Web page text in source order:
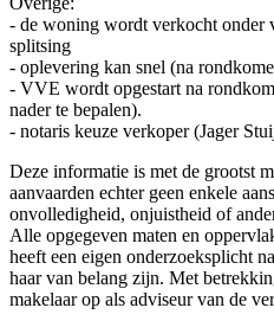
- de woning wordt verkocht onder
splitsing
- oplevering kan snel (na
- VVE wordt opgestart na
nader te bepalen).
- notaris keuze verkoper (Jager
Deze informatie is met de grootst
aanvaarden echter geen enkele
onvolledigheid, onjuistheid of
Alle opgegeven maten en
heeft een eigen onderzoeksplicht
haar van belang zijn. Met
makelaar op als adviseur van de